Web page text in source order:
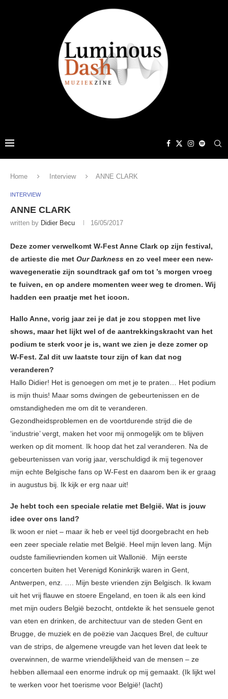
Home Interview ANNE CLARK
INTERVIEW
ANNE CLARK
written by Didier Becu 16/05/2017
Deze zomer verwelkomt W-Fest Anne Clark op zijn festival,
de artieste die met Our Darkness en zo veel meer een new-
wavegeneratie zijn soundtrack gaf om tot ’s morgen vroeg
te fuiven, en op andere momenten weer weg te dromen. Wij
hadden een praatje met het icoon.
Hallo Anne, vorig jaar zei je dat je zou stoppen met live
shows, maar het lijkt wel of de aantrekkingskracht van het
podium te sterk voor je is, want we zien je deze zomer op
W-Fest. Zal dit uw laatste tour zijn of kan dat nog
veranderen?
Hallo Didier! Het is genoegen om met je te praten… Het podium
is mijn thuis! Maar soms dwingen de gebeurtenissen en de
omstandigheden me om dit te veranderen.
Gezondheidsproblemen en de voortdurende strijd die de
‘industrie’ vergt, maken het voor mij onmogelijk om te blijven
werken op dit moment. Ik hoop dat het zal veranderen. Na de
gebeurtenissen van vorig jaar, verschuldigd ik mij tegenover
mijn echte Belgische fans op W-Fest en daarom ben ik er graag
in augustus bij. Ik kijk er erg naar uit!
Je hebt toch een speciale relatie met België. Wat is jouw
idee over ons land?
Ik woon er niet – maar ik heb er veel tijd doorgebracht en heb
een zeer speciale relatie met België. Heel mijn leven lang. Mijn
oudste familievrienden komen uit Wallonië. Mijn eerste
concerten buiten het Verenigd Koninkrijk waren in Gent,
Antwerpen, enz. …. Mijn beste vrienden zijn Belgisch. Ik kwam
uit het vrij flauwe en stoere Engeland, en toen ik als een kind
met mijn ouders België bezocht, ontdekte ik het sensuele genot
van eten en drinken, de architectuur van de steden Gent en
Brugge, de muziek en de poëzie van Jacques Brel, de cultuur
van de strips, de algemene vreugde van het leven dat leek te
overwinnen, de warme vriendelijkheid van de mensen – ze
hebben allemaal een enorme indruk op mij gemaakt. (Ik lijkt wel
te werken voor het toerisme voor België! (lacht)